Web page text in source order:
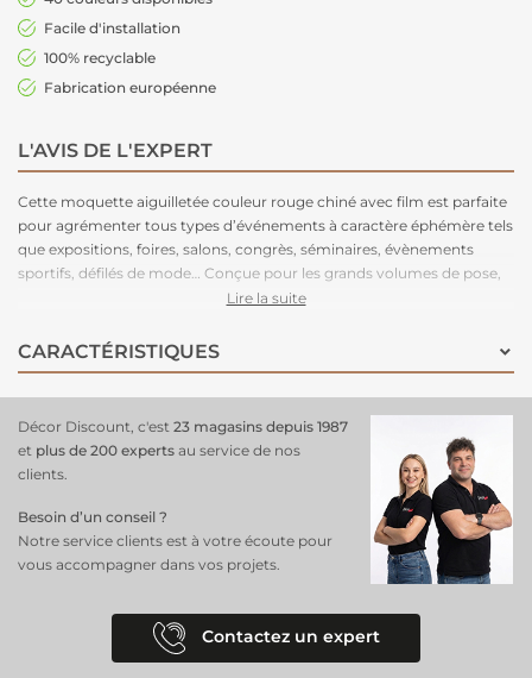
Facile d'installation
100% recyclable
Fabrication européenne
L'AVIS DE L'EXPERT
Cette moquette aiguilletée couleur rouge chiné avec film est parfaite
pour agrémenter tous types d’événements à caractère éphémère tels
que expositions, foires, salons, congrès, séminaires, évènements
sportifs, défilés de mode… Conçue pour les grands volumes de pose,
cette moquette est légère à manipuler, facile à couper, rapide à poser
moquette peut être posée en bord à bord ou en superposé. Parce
que le respect de l’environnement est la priorité de notre fabriquant
permettant un recyclage total après l’événement.
Lire la suite
CARACTÉRISTIQUES
Décor Discount, c'est 23 magasins depuis 1987
et plus de 200 experts au service de nos
clients.
Besoin d’un conseil ?
Notre service clients est à votre écoute pour
vous accompagner dans vos projets.
Contactez un expert